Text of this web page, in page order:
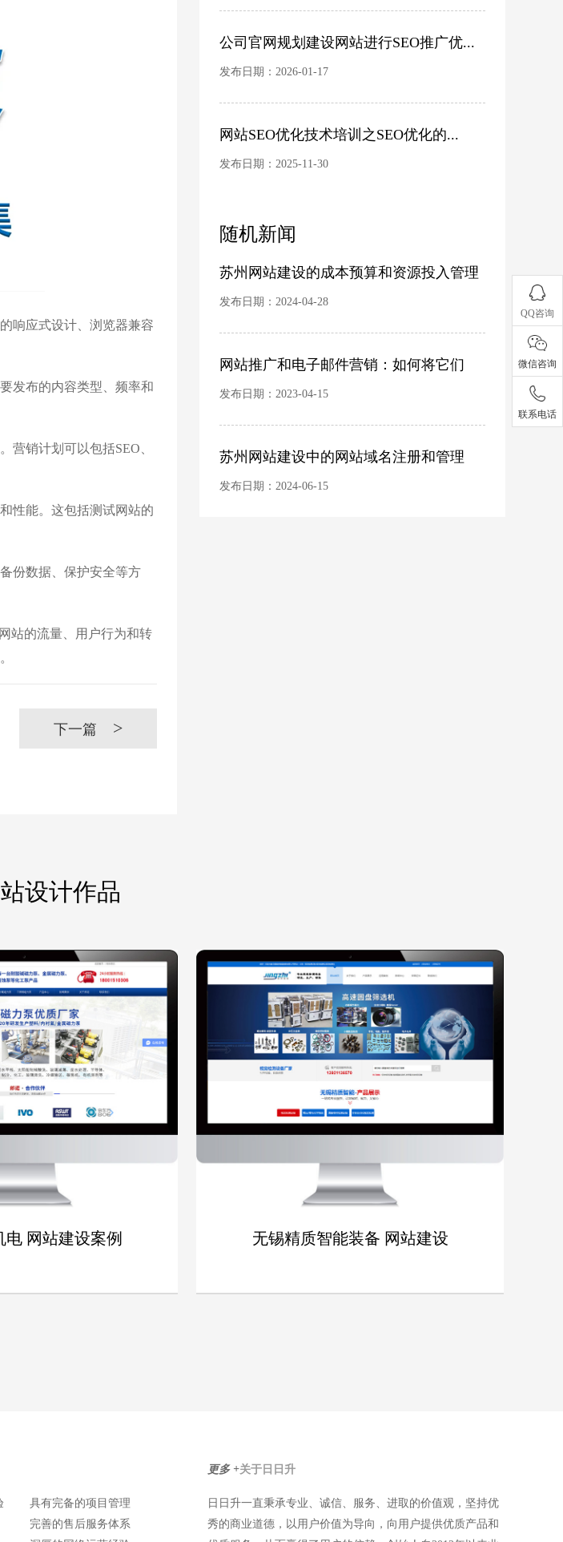
响应式设计、浏览器兼容
发布的内容类型、频率和
销计划可以包括SEO、
性能。这包括测试网站的
份数据、保护安全等方
站的流量、用户行为和转
下一篇 >
公司官网规划建设网站进行SEO推广优...
发布日期：2026-01-17
网站SEO优化技术培训之SEO优化的...
发布日期：2025-11-30
随机新闻
苏州网站建设的成本预算和资源投入管理
发布日期：2024-04-28
网站推广和电子邮件营销：如何将它们
结...
发布日期：2023-04-15
苏州网站建设中的网站域名注册和管理
发布日期：2024-06-15
设计作品
电 网站建设案例 无锡精质智能装备 网站建设
具有完备的项目管理
完善的售后服务体系
更多 +关于日日升
日日升一直秉承专业、诚信、服务、进取的价值观，坚持优
秀的商业道德，以用户价值为导向，向用户提供优质产品和
QQ咨询
微信咨询
联系电话